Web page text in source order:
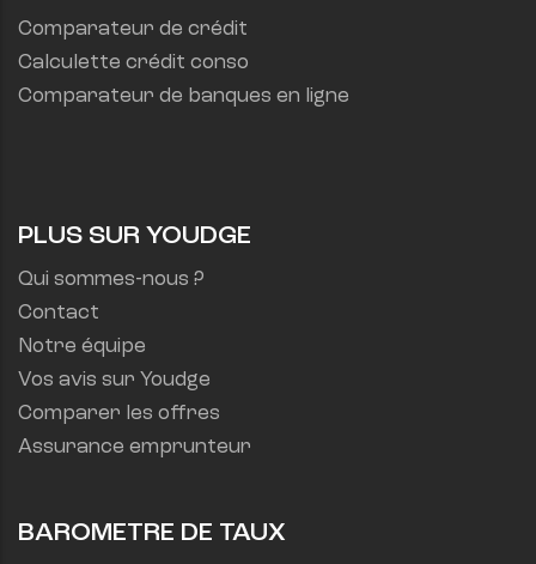
Comparateur de crédit
Calculette crédit conso
Comparateur de banques en ligne
PLUS SUR YOUDGE
Qui sommes-nous ?
Contact
Notre équipe
Vos avis sur Youdge
Comparer les offres
Assurance emprunteur
BAROMETRE DE TAUX